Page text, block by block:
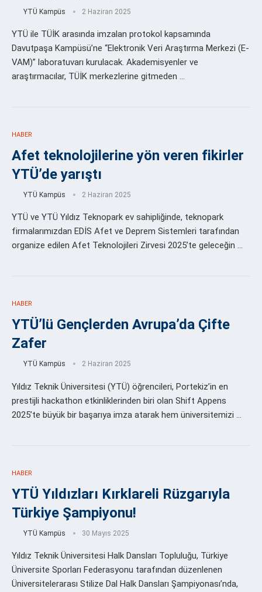
YTÜ Kampüs 2 Haziran 2025
YTÜ ile TÜİK arasında imzalan protokol kapsamında
Davutpaşa Kampüsü’ne “Elektronik Veri Araştırma Merkezi (E-
VAM)” laboratuvarı kurulacak. Akademisyenler ve
araştırmacılar, TÜİK merkezlerine gitmeden …
HABER
Afet teknolojilerine yön veren fikirler
YTÜ’de yarıştı
YTÜ Kampüs 2 Haziran 2025
YTÜ ve YTÜ Yıldız Teknopark ev sahipliğinde, teknopark
firmalarımızdan EDİS Afet ve Deprem Sistemleri tarafından
organize edilen Afet Teknolojileri Zirvesi 2025’te geleceğin …
HABER
YTÜ’lü Gençlerden Avrupa’da Çifte
Zafer
YTÜ Kampüs 2 Haziran 2025
Yıldız Teknik Üniversitesi (YTÜ) öğrencileri, Portekiz’in en
prestijli hackathon etkinliklerinden biri olan Shift Appens
2025’te büyük bir başarıya imza atarak hem üniversitemizi …
HABER
YTÜ Yıldızları Kırklareli Rüzgarıyla
Türkiye Şampiyonu!
YTÜ Kampüs 30 Mayıs 2025
Yıldız Teknik Üniversitesi Halk Dansları Topluluğu, Türkiye
Üniversite Sporları Federasyonu tarafından düzenlenen
Üniversitelerarası Stilize Dal Halk Dansları Şampiyonası’nda,